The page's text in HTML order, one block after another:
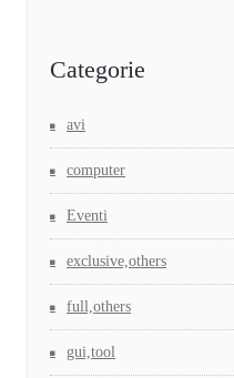
Categorie
avi
computer
Eventi
exclusive,others
full,others
gui,tool